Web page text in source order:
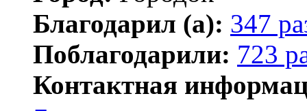
Благодарил (а): 347
Поблагодарили: 723
Контактная